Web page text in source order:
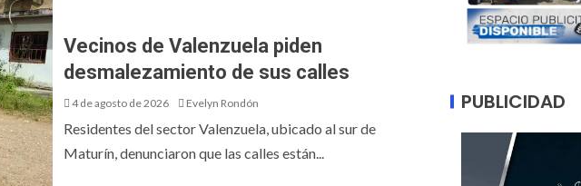
Vecinos de Valenzuela piden
desmalezamiento de sus calles
4 de agosto de 2026 Evelyn Rondón
Residentes del sector Valenzuela, ubicado al sur de
Maturín, denunciaron que las calles están...
PUBLICIDAD